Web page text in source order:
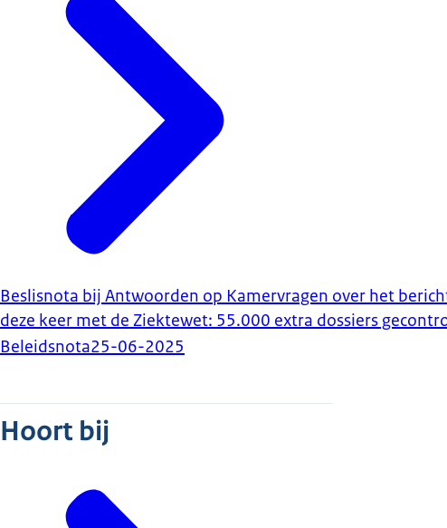
Beslisnota bij Antwoorden op Kamervragen over het
deze keer met de Ziektewet: 55.000 extra dossiers
Beleidsnota25-06-2025
Hoort bij